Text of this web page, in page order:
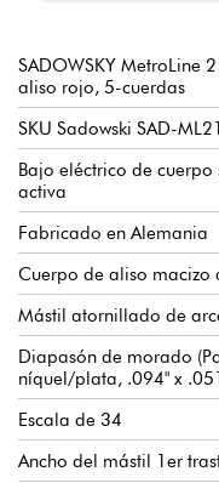
SADOWSKY MetroLine
aliso rojo, 5-cuerdas
SKU Sadowski SAD-
Bajo eléctrico de
activa
Fabricado en Alemania
Cuerpo de aliso macizo
Mástil atornillado de
Diapasón de morado
níquel/plata, .094" x
Escala de 34
Ancho del mástil 1er